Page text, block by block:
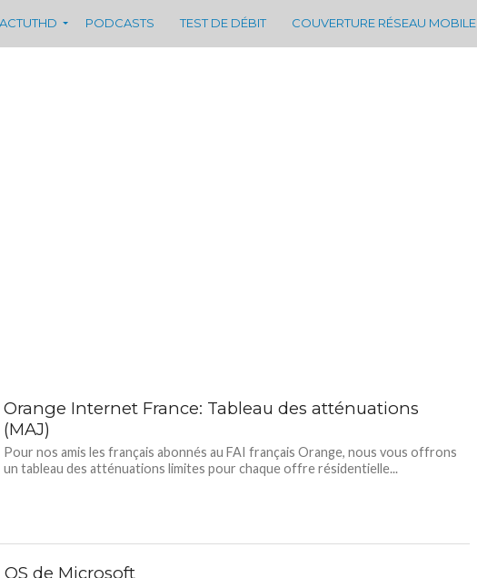
PODCASTS TEST DE DÉBIT COUVERTURE RÉSEAU MOBILE
Orange Internet France: Tableau des atténuations
(MAJ)
Pour nos amis les français abonnés au FAI français Orange, nous vous offrons
un tableau des atténuations limites pour chaque offre résidentielle...
de Microsoft